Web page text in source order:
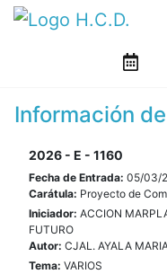
Información
2026 - E - 1160
Fecha de Entrada: 05/03/
Carátula: Proyecto de
Iniciador: ACCION
FUTURO
Autor: CJAL. AYALA
Tema: VARIOS